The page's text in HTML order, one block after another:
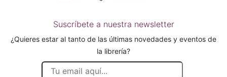
Suscríbete a nuestra newsletter
¿Quieres estar al tanto de las últimas novedades y eventos de
la librería?